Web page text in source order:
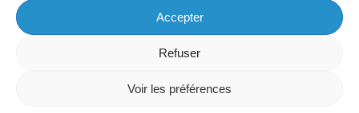
Accepter
Refuser
Voir les préférences
Mentions légales